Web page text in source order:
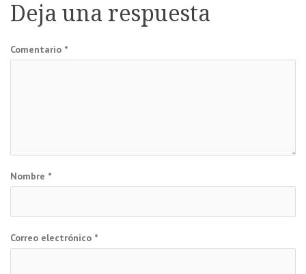
entradas
Deja una respuesta
Comentario *
Nombre *
Correo electrónico *